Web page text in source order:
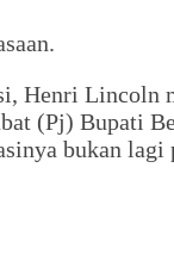
Henri Lincoln
(Pj) Bupati
bukan lagi